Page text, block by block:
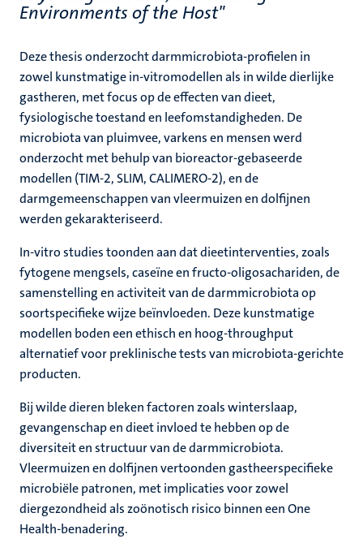
Environments of the Host"
Deze thesis onderzocht darmmicrobiota-profielen in
zowel kunstmatige in-vitromodellen als in wilde dierlijke
gastheren, met focus op de effecten van dieet,
fysiologische toestand en leefomstandigheden. De
microbiota van pluimvee, varkens en mensen werd
onderzocht met behulp van bioreactor-gebaseerde
modellen (TIM-2, SLIM, CALIMERO-2), en de
darmgemeenschappen van vleermuizen en dolfijnen
werden gekarakteriseerd.
In-vitro studies toonden aan dat dieetinterventies, zoals
fytogene mengsels, caseïne en fructo-oligosachariden, de
samenstelling en activiteit van de darmmicrobiota op
soortspecifieke wijze beïnvloeden. Deze kunstmatige
modellen boden een ethisch en hoog-throughput
alternatief voor preklinische tests van microbiota-gerichte
producten.
Bij wilde dieren bleken factoren zoals winterslaap,
gevangenschap en dieet invloed te hebben op de
diversiteit en structuur van de darmmicrobiota.
Vleermuizen en dolfijnen vertoonden gastheerspecifieke
microbiële patronen, met implicaties voor zowel
diergezondheid als zoönotisch risico binnen een One
Health-benadering.